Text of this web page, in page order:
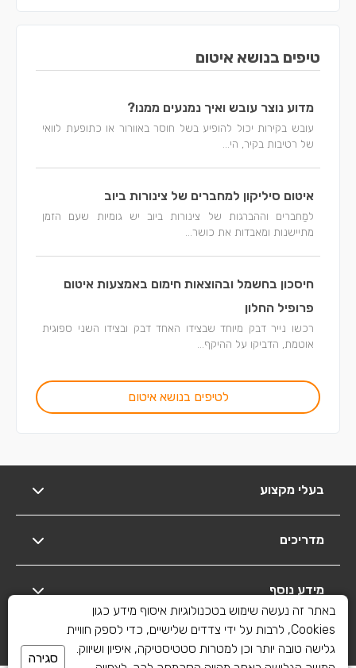
טיפים בנושא איטום
מדוע נוצר עובש ואיך נמנעים ממנו?
עובש בקירות יכול להופיע בשל חוסר באוורור או כתופעת לוואי
של רטיבות בקיר, הי...
איטום סיליקון למחברים של צינורות ביוב
למַחברים וההברגות של צינורות ביוב יש גומיות שעם הזמן
מתיישנות ומאבדות את כושר...
חיסכון בחשמל ובהוצאות חימום באמצעות איטום
פרופיל החלון
רכשו נייר דבק מיוחד שבצידו האחד דבק ובצידו השני ספוגית
אוטמת, הדביקו על ההיקף...
לטיפים בנושא איטום
בעלי מקצוע
מדריכים
מידע נוסף
יצירת קשר
באתר זה נעשה שימוש בטכנולוגיות איסוף מידע כגון
Cookies, לרבות על ידי צדדים שלישיים, כדי לספק חוויית
גלישה טובה יותר וכן למטרות סטטיסטיקה, איפיון ושיווק.
סגירה